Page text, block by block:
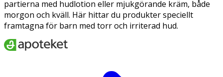
partierna med hudlotion eller mjukgörande kräm, både
morgon och kväll. Här hittar du produkter speciellt
framtagna för barn med torr och irriterad hud.